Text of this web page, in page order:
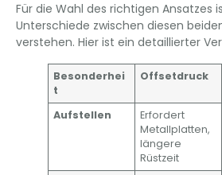
Für die Wahl des richtigen Ansatzes
Unterschiede zwischen diesen
verstehen. Hier ist ein detaillierter
Besonderhei
t
Offsetdruck
Aufstellen
Erfordert
Metallplatten,
längere
Rüstzeit